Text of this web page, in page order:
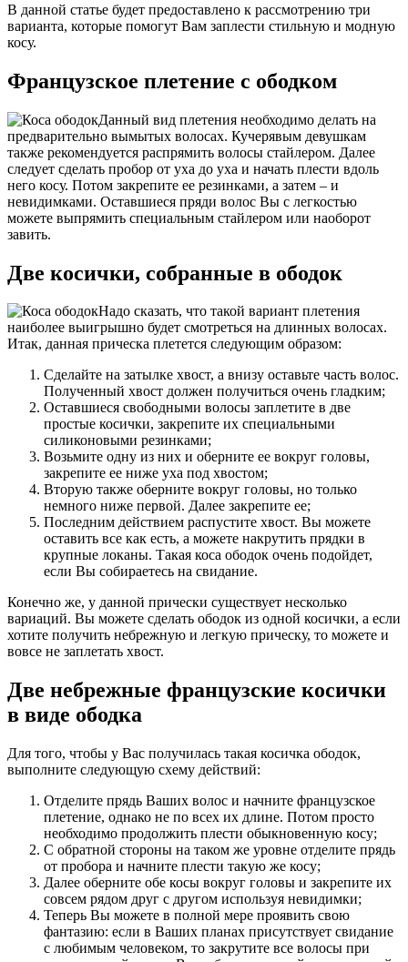
В данной статье будет предоставлено к рассмотрению три
варианта, которые помогут Вам заплести стильную и модную
косу.
Французское плетение с ободком
Данный вид плетения необходимо делать на
предварительно вымытых волосах. Кучерявым девушкам
также рекомендуется распрямить волосы стайлером. Далее
следует сделать пробор от уха до уха и начать плести вдоль
него косу. Потом закрепите ее резинками, а затем – и
невидимками. Оставшиеся пряди волос Вы с легкостью
можете выпрямить специальным стайлером или наоборот
завить.
Две косички, собранные в ободок
Надо сказать, что такой вариант плетения
наиболее выигрышно будет смотреться на длинных волосах.
Итак, данная прическа плетется следующим образом:
Сделайте на затылке хвост, а внизу оставьте часть волос.
Полученный хвост должен получиться очень гладким;
Оставшиеся свободными волосы заплетите в две
простые косички, закрепите их специальными
силиконовыми резинками;
Возьмите одну из них и оберните ее вокруг головы,
закрепите ее ниже уха под хвостом;
Вторую также оберните вокруг головы, но только
немного ниже первой. Далее закрепите ее;
Последним действием распустите хвост. Вы можете
оставить все как есть, а можете накрутить прядки в
крупные локаны. Такая коса ободок очень подойдет,
если Вы собираетесь на свидание.
Конечно же, у данной прически существует несколько
вариаций. Вы можете сделать ободок из одной косички, а если
хотите получить небрежную и легкую прическу, то можете и
вовсе не заплетать хвост.
Две небрежные французские косички
в виде ободка
Для того, чтобы у Вас получилась такая косичка ободок,
выполните следующую схему действий:
Отделите прядь Ваших волос и начните французское
плетение, однако не по всех их длине. Потом просто
необходимо продолжить плести обыкновенную косу;
С обратной стороны на таком же уровне отделите прядь
от пробора и начните плести такую же косу;
Далее оберните обе косы вокруг головы и закрепите их
совсем рядом друг с другом используя невидимки;
Теперь Вы можете в полной мере проявить свою
фантазию: если в Ваших планах присутствует свидание
с любимым человеком, то закрутите все волосы при